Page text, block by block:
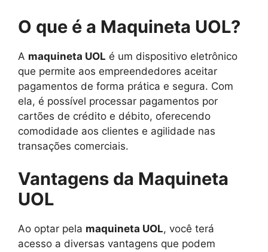
O que é a Maquineta UOL?
A maquineta UOL é um dispositivo eletrônico
que permite aos empreendedores aceitar
pagamentos de forma prática e segura. Com
ela, é possível processar pagamentos por
cartões de crédito e débito, oferecendo
comodidade aos clientes e agilidade nas
transações comerciais.
Vantagens da Maquineta
UOL
Ao optar pela maquineta UOL, você terá
acesso a diversas vantagens que podem